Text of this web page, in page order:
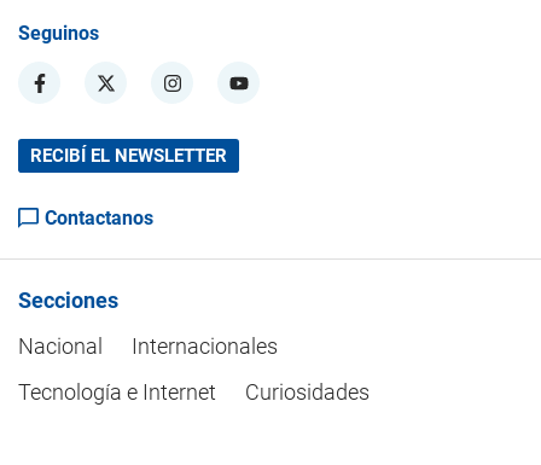
Seguinos
RECIBÍ EL NEWSLETTER
Contactanos
Secciones
Nacional
Internacionales
Tecnología e Internet
Curiosidades